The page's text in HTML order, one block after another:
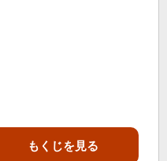
もくじを見る